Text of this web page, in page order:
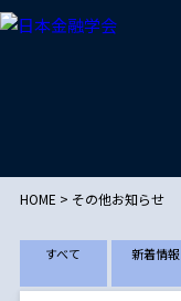
HOME > その他お知らせ
新着情報
すべて